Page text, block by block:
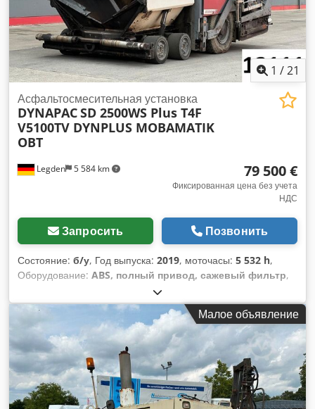
1 /21
Legden 5 584 km
Асфальтосмесительная установка
DYNAPACSD 2500WS Plus T4F
V5100TV DYNPLUS MOBAMATIK
OBT
79 500 €
Фиксированная цена без учета
НДС
Запросить Позвонить
Состояние: б/у, Год выпуска: 2019, моточасы: 5 532 h,
Оборудование: ABS, полный привод, сажевый фильтр,
Малое объявление